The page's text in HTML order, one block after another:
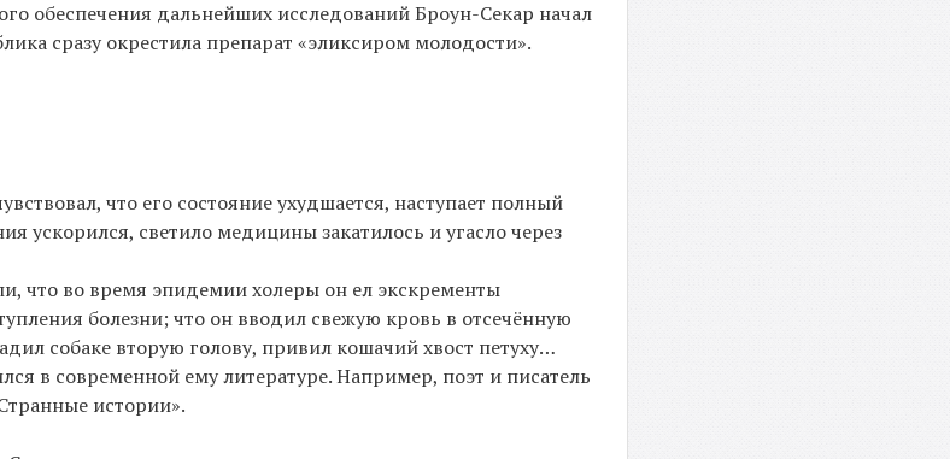
обеспечения дальнейших исследований Броун-Секар начал
сразу окрестила препарат «эликсиром молодости».
что его состояние ухудшается, наступает полный
ускорился, светило медицины закатилось и угасло через
что во время эпидемии холеры он ел экскременты
болезни; что он вводил свежую кровь в отсечённую
собаке вторую голову, привил кошачий хвост петуху…
в современной ему литературе. Например, поэт и писатель
истории».